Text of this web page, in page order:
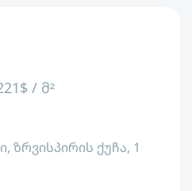
/ მ²
ზრვისპირის ქუჩა, 1